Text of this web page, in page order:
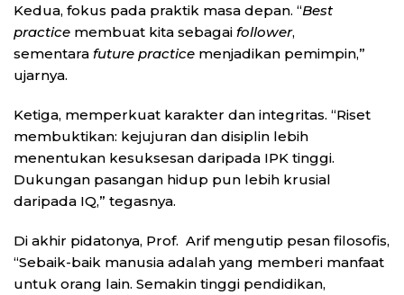
Kedua, fokus pada praktik masa depan. “Best
practice membuat kita sebagai follower,
sementara future practice menjadikan pemimpin,”
ujarnya.
Ketiga, memperkuat karakter dan integritas. “Riset
membuktikan: kejujuran dan disiplin lebih
menentukan kesuksesan daripada IPK tinggi.
Dukungan pasangan hidup pun lebih krusial
daripada IQ,” tegasnya.
Di akhir pidatonya, Prof. Arif mengutip pesan filosofis,
“Sebaik-baik manusia adalah yang memberi manfaat
untuk orang lain. Semakin tinggi pendidikan,